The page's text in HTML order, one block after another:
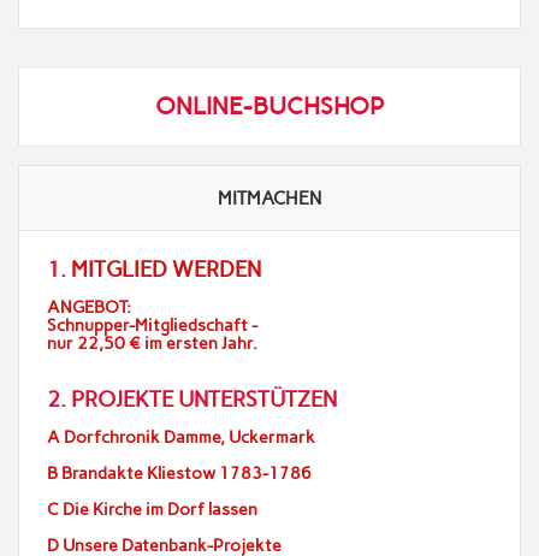
ONLINE-BUCHSHOP
MITMACHEN
1. MITGLIED WERDEN
ANGEBOT:
Schnupper-Mitgliedschaft -
nur 22,50 € im ersten Jahr.
2. PROJEKTE UNTERSTÜTZEN
A Dorfchronik Damme, Uckermark
B Brandakte Kliestow 1783-1786
C Die Kirche im Dorf lassen
D Unsere Datenbank-Projekte